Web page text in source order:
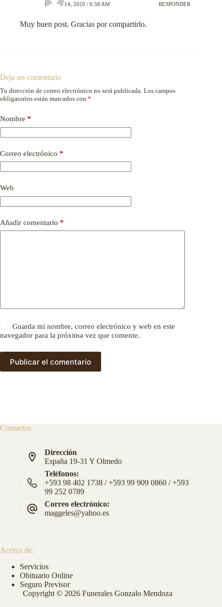
ENERO 14, 2020 / 6:58 AM RESPONDER
Muy buen post. Gracias por compartirlo.
Deja un comentario
Tu dirección de correo electrónico no será publicada. Los campos
obligatorios están marcados con *
Nombre *
Correo electrónico *
Web
Añadir comentario *
Guarda mi nombre, correo electrónico y web en este
navegador para la próxima vez que comente.
Publicar el comentario
Contactos
Dirección
España 19-31 Y Olmedo
Teléfonos:
+593 98 402 1738 / +593 99 909 0860 / +593
99 252 0789
Correo electrónico:
maggeles@yahoo.es
Acerca de:
Servicios
Obituario Online
Seguro Previsor
Copyright © 2026 Funerales Gonzalo Mendoza